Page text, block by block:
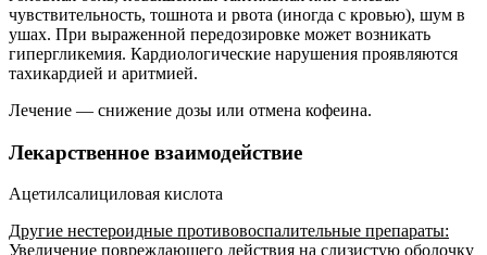
чувствительность, тошнота и рвота (иногда с кровью), шум в
ушах. При выраженной передозировке может возникать
гипергликемия. Кардиологические нарушения проявляются
тахикардией и аритмией.
Лечение — снижение дозы или отмена кофеина.
Лекарственное взаимодействие
Ацетилсалициловая кислота
Другие нестероидные противовоспалительные препараты:
Увеличение повреждающего действия на слизистую оболочку